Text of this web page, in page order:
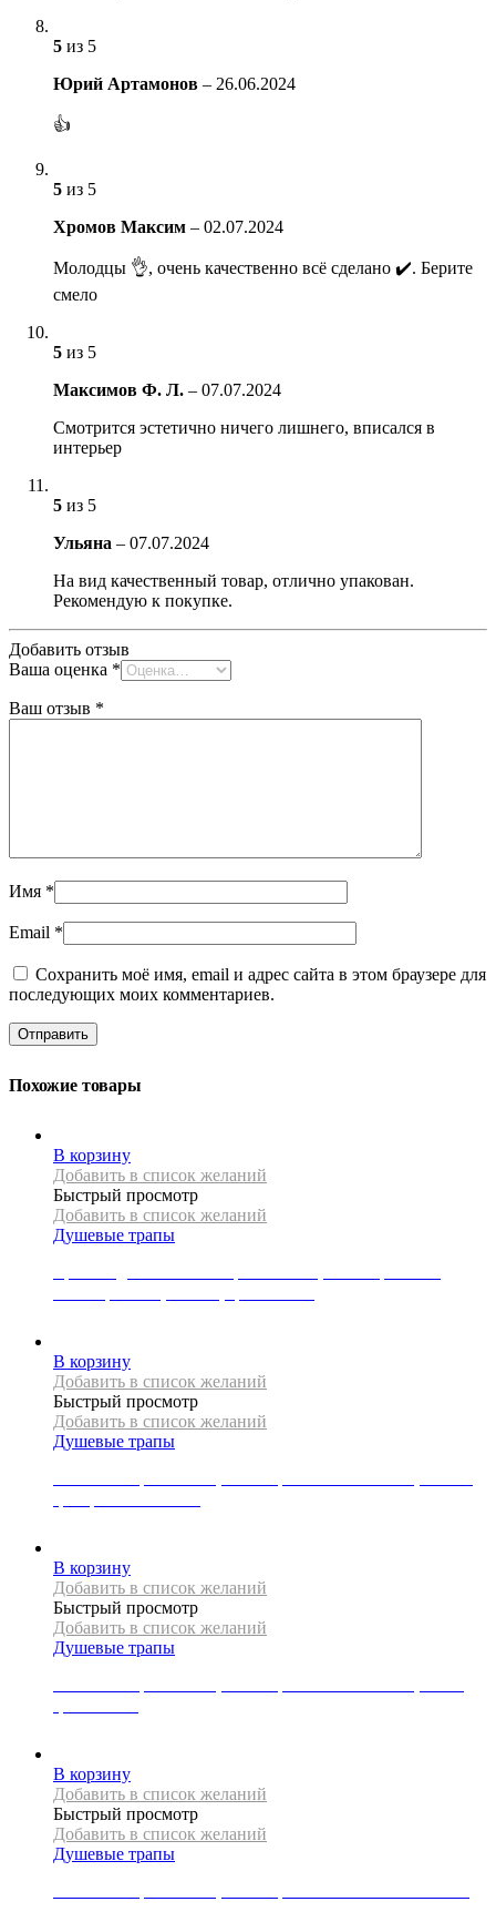
5 из 5
Юрий Артамонов – 26.06.2024
👍
5 из 5
Хромов Максим – 02.07.2024
Молодцы 👌, очень качественно всё сделано ✔️. Берите
смело
5 из 5
Максимов Ф. Л. – 07.07.2024
Смотрится эстетично ничего лишнего, вписался в
интерьер
5 из 5
Ульяна – 07.07.2024
На вид качественный товар, отлично упакован.
Рекомендую к покупке.
Добавить отзыв
Ваша оценка *
Ваш отзыв *
Имя *
Email *
Сохранить моё имя, email и адрес сайта в этом браузере для
последующих моих комментариев.
Похожие товары
В корзину
Добавить в список желаний
Быстрый просмотр
Добавить в список желаний
Душевые трапы
В корзину
Добавить в список желаний
Быстрый просмотр
Добавить в список желаний
Душевые трапы
В корзину
Добавить в список желаний
Быстрый просмотр
Добавить в список желаний
Душевые трапы
В корзину
Добавить в список желаний
Быстрый просмотр
Добавить в список желаний
Душевые трапы